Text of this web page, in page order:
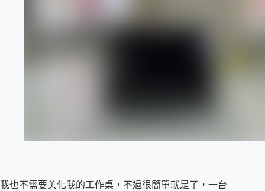
我也不需要美化我的工作桌，不過很簡單就是了，一台